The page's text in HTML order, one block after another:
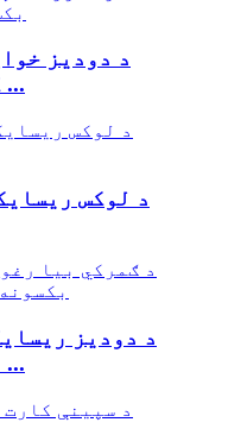
د دودیز
کاغذ بکس ډالۍ بکس ...
د لوکس
د دودیز
بکسونه د فلور سره ...